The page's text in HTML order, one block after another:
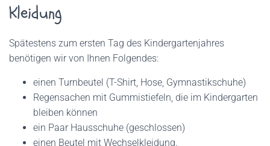
Kleidung
Spätestens zum ersten Tag des Kindergartenjahres
benötigen wir von Ihnen Folgendes:
einen Turnbeutel (T-Shirt, Hose, Gymnastikschuhe)
Regensachen mit Gummistiefeln, die im Kindergarten
bleiben können
ein Paar Hausschuhe (geschlossen)
einen Beutel mit Wechselkleidung.